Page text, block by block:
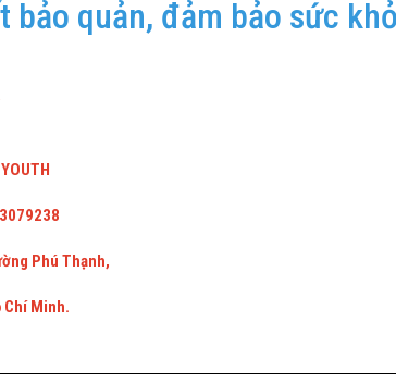
quản, đảm bảo sức
Phú Thạnh,
Chí Minh.